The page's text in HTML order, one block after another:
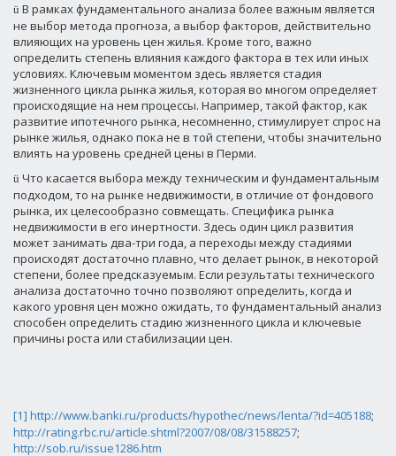
ü В рамках фундаментального анализа более важным является
не выбор метода прогноза, а выбор факторов, действительно
влияющих на уровень цен жилья. Кроме того, важно
определить степень влияния каждого фактора в тех или иных
условиях. Ключевым моментом здесь является стадия
жизненного цикла рынка жилья, которая во многом определяет
происходящие на нем процессы. Например, такой фактор, как
развитие ипотечного рынка, несомненно, стимулирует спрос на
рынке жилья, однако пока не в той степени, чтобы значительно
влиять на уровень средней цены в Перми.
ü Что касается выбора между техническим и фундаментальным
подходом, то на рынке недвижимости, в отличие от фондового
рынка, их целесообразно совмещать. Специфика рынка
недвижимости в его инертности. Здесь один цикл развития
может занимать два-три года, а переходы между стадиями
происходят достаточно плавно, что делает рынок, в некоторой
степени, более предсказуемым. Если результаты технического
анализа достаточно точно позволяют определить, когда и
какого уровня цен можно ожидать, то фундаментальный анализ
способен определить стадию жизненного цикла и ключевые
причины роста или стабилизации цен.
[1] http://www.banki.ru/products/hypothec/news/lenta/?id=405188;
http://rating.rbc.ru/article.shtml?2007/08/08/31588257;
http://sob.ru/issue1286.htm